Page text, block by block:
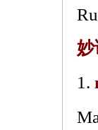
妙
1.